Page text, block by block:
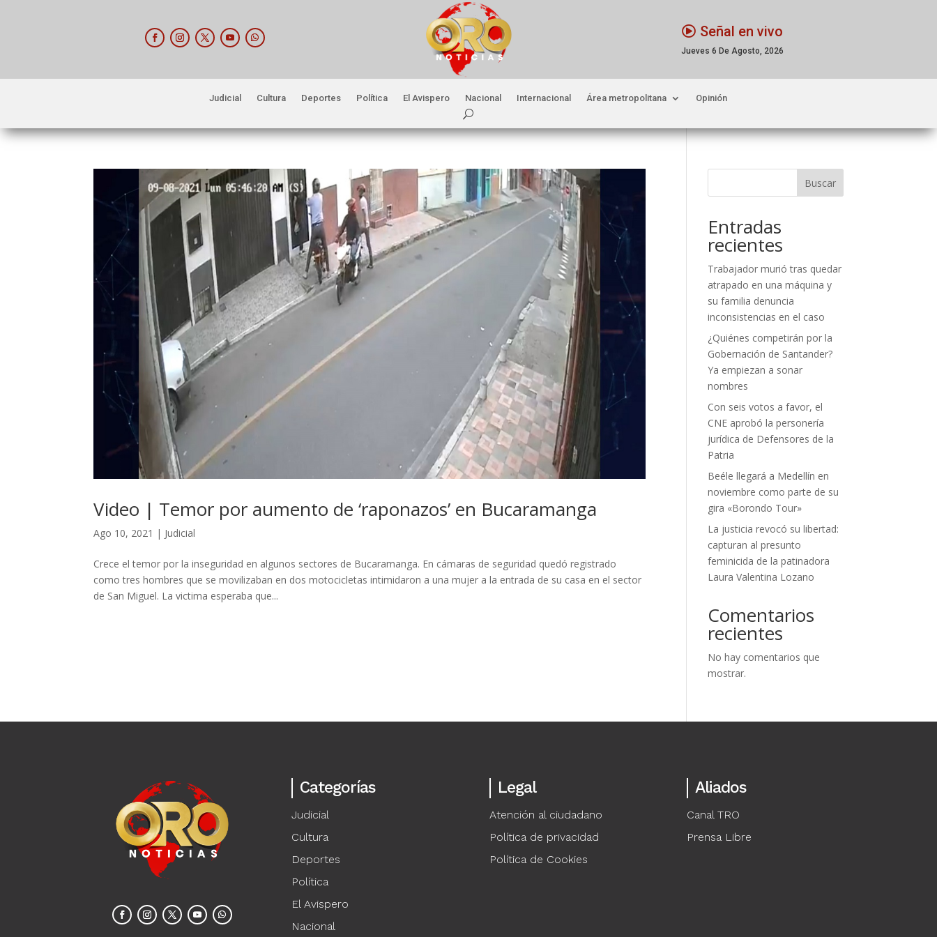
Señal en vivo
Jueves 6 De Agosto, 2026
Judicial Cultura Deportes Política El Avispero Nacional Internacional Área metropolitana Opinión
Video | Temor por aumento de ‘raponazos’ en Bucaramanga
Ago 10, 2021 | Judicial
Crece el temor por la inseguridad en algunos sectores de Bucaramanga. En cámaras de seguridad quedó registrado
como tres hombres que se movilizaban en dos motocicletas intimidaron a una mujer a la entrada de su casa en el sector
de San Miguel. La victima esperaba que...
Buscar
Entradas
recientes
Trabajador murió tras quedar
atrapado en una máquina y
su familia denuncia
inconsistencias en el caso
¿Quiénes competirán por la
Gobernación de Santander?
Ya empiezan a sonar
nombres
Con seis votos a favor, el
CNE aprobó la personería
jurídica de Defensores de la
Patria
Beéle llegará a Medellín en
noviembre como parte de su
gira «Borondo Tour»
La justicia revocó su libertad:
capturan al presunto
feminicida de la patinadora
Laura Valentina Lozano
Comentarios
recientes
No hay comentarios que
mostrar.
Categorías
Judicial
Cultura
Deportes
Política
El Avispero
Nacional
Legal
Atención al ciudadano
Política de privacidad
Política de Cookies
Aliados
Canal TRO
Prensa Libre